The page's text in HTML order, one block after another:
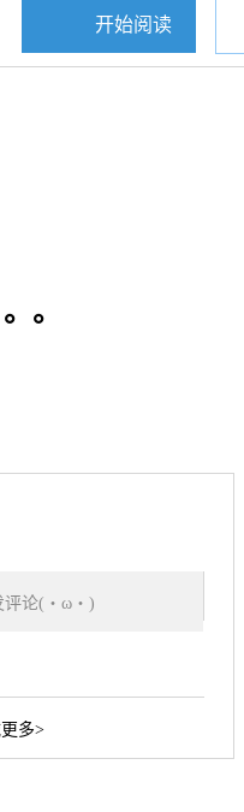
开始阅读
。
评论(・ω・)
多>